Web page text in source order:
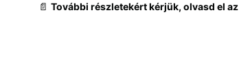
📄 További részletekért kérjük, olvasd el az